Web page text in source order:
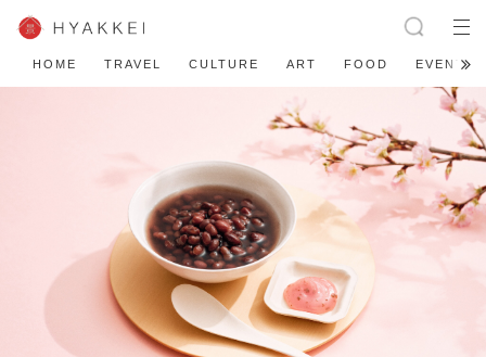
HOME TRAVEL CULTURE ART FOOD EVENT